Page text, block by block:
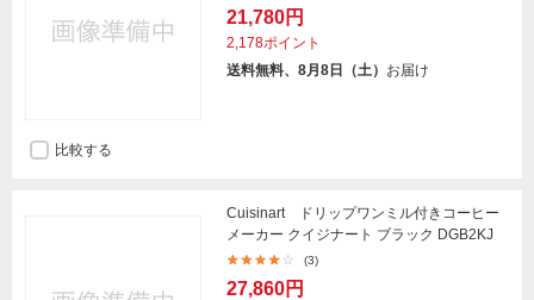
21,780円
2,178ポイント
送料無料、8月8日（土） お届け
比較する
Cuisinart ドリップワンミル付きコーヒー
メーカー クイジナート ブラック DGB2KJ
(3)
27,860円